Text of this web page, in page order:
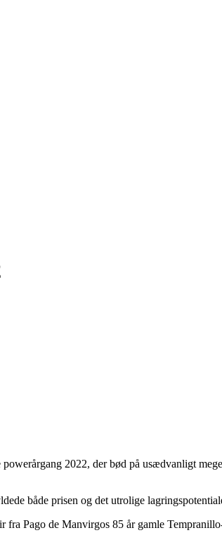
2022, der bød på usædvanligt
både prisen og det utrolige
Pago de Manvirgos 85 år gamle